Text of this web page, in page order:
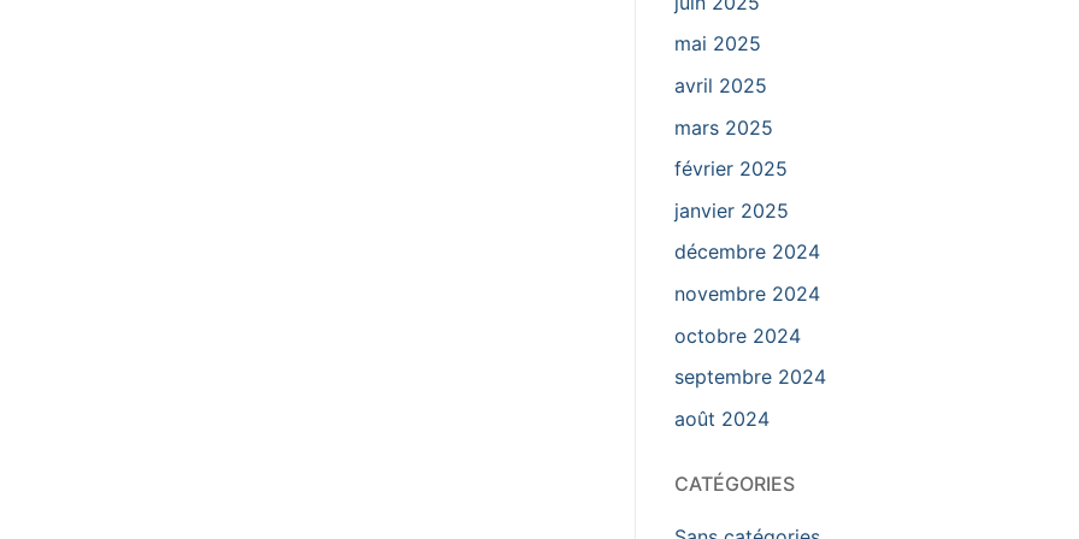
mai 2025
avril 2025
mars 2025
février 2025
janvier 2025
décembre 2024
novembre 2024
octobre 2024
septembre 2024
août 2024
CATÉGORIES